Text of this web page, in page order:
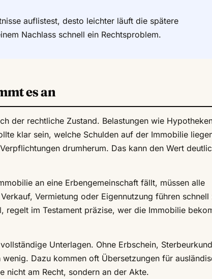
auflistest, desto leichter läuft die spätere
Nachlass schnell ein Rechtsproblem.
es an
der rechtliche Zustand. Belastungen wie
klar sein, welche Schulden auf der Immobilie
drumherum. Das kann den Wert
an eine Erbengemeinschaft fällt, müssen alle
Vermietung oder Eigennutzung führen schnell
regelt im Testament präzise, wer die Immobilie
Unterlagen. Ohne Erbschein,
Dazu kommen oft Übersetzungen für
nicht am Recht, sondern an der Akte.